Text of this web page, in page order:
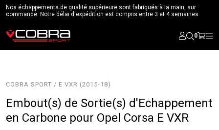
Nos échappements de qualité supérieure sont fabriqués à la main, sur
commande. Notre délai d'expédition est compris entre 3 et 4 semaines.
0
COBRA SPORT / E VXR (2015-18)
Embout(s) de Sortie(s) d'Echappement
en Carbone pour Opel Corsa E VXR